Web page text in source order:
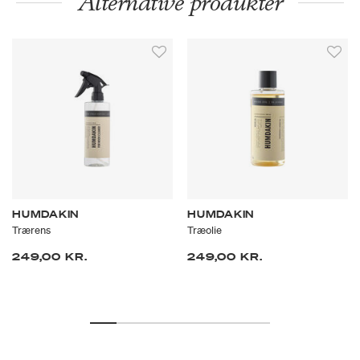
HUMDAKIN
Trærens
249,00 KR.
HUMDAKIN
Træolie
249,00 KR.